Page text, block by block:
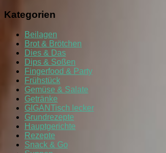
Kategorien
Beilagen
Brot & Brötchen
Dies & Das
Dips & Soßen
Fingerfood & Party
Frühstück
Gemüse & Salate
Getränke
GIGANTisch lecker
Grundrezepte
Hauptgerichte
Rezepte
Snack & Go